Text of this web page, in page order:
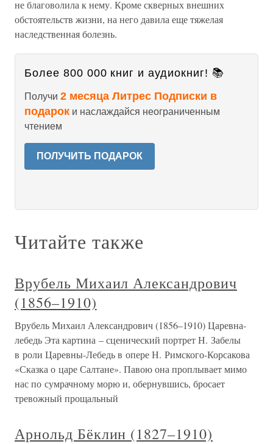
не благоволила к нему. Кроме скверных внешних
обстоятельств жизни, на него давила еще тяжелая
наследственная болезнь.
Более 800 000 книг и аудиокниг! 📚
Получи 2 месяца Литрес Подписки в
подарок и наслаждайся неограниченным
чтением
ПОЛУЧИТЬ ПОДАРОК
Читайте также
Врубель Михаил Александрович
(1856–1910)
Врубель Михаил Александрович (1856–1910) Царевна-
лебедь Эта картина – сценический портрет Н. Забелы
в роли Царевны-Лебедь в опере Н. Римского-Корсакова
«Сказка о царе Салтане». Павою она проплывает мимо
нас по сумрачному морю и, обернувшись, бросает
тревожный прощальный
Арнольд Бёклин (1827–1910)